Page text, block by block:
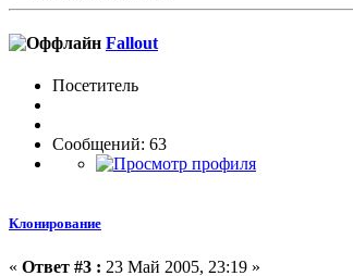
Fallout
Посетитель
Сообщений: 63
Клонирование
« Ответ #3 : 23 Май 2005, 23:19 »